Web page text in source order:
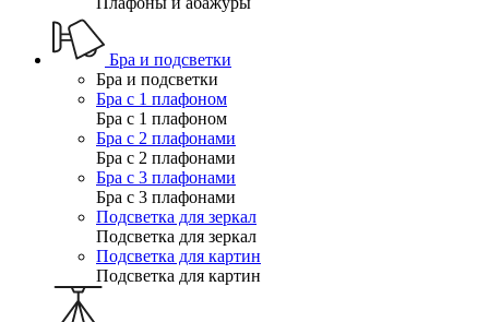
Бра и подсветки
Бра и подсветки
Бра с 1 плафоном
Бра с 1 плафоном
Бра с 2 плафонами
Бра с 2 плафонами
Бра с 3 плафонами
Бра с 3 плафонами
Подсветка для зеркал
Подсветка для зеркал
Подсветка для картин
Подсветка для картин